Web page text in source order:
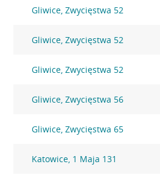
Gliwice, Zwycięstwa 52
Gliwice, Zwycięstwa 52
Gliwice, Zwycięstwa 52
Gliwice, Zwycięstwa 56
Gliwice, Zwycięstwa 65
Katowice, 1 Maja 131